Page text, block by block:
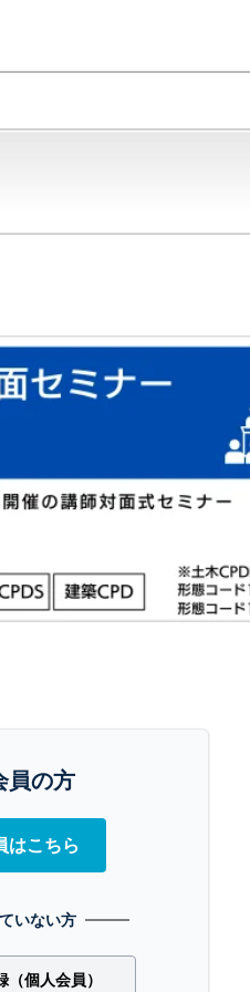
員の方
はこちら
いない方
個人会員）